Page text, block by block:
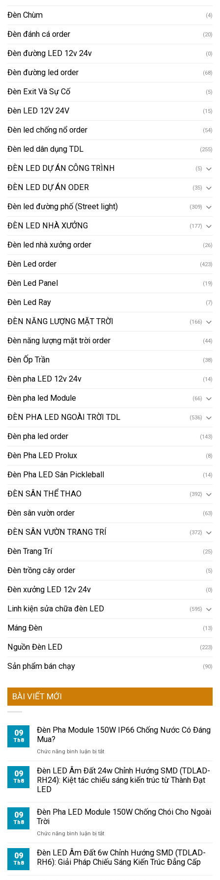
Đèn Chùm (4)
Đèn đánh cá order (20)
Đèn đường LED 12v 24v (0)
Đèn đường led order (68)
Đèn Exit Và Sự Cố (5)
Đèn LED 12V 24V (15)
Đèn led chống nổ order (54)
Đèn led dân dụng TDL (255)
ĐÈN LED DỰ ÁN CÔNG TRÌNH (5)
ĐÈN LED DỰ ÁN ODER (35)
Đèn led đường phố (Street light) (309)
ĐÈN LED NHÀ XƯỞNG (177)
Đèn led nhà xưởng order (26)
Đèn Led order (423)
Đèn Led Panel (19)
Đèn Led Ray (7)
ĐÈN NĂNG LƯỢNG MẶT TRỜI (166)
Đèn năng lượng mặt trời order (44)
Đèn Ốp Trần (38)
Đèn pha LED 12v 24v (14)
Đèn pha led Module (66)
ĐÈN PHA LED NGOÀI TRỜI TDL (536)
Đèn pha led order (143)
Đèn Pha LED Prolux (8)
Đèn Pha LED Sân Pickleball (14)
ĐÈN SÂN THỂ THAO (392)
Đèn sân vườn order (63)
ĐÈN SÂN VƯỜN TRANG TRÍ (372)
Đèn Trang Trí (25)
Đèn trồng cây order (5)
Đèn xưởng LED 12v 24v (0)
Linh kiện sửa chữa đèn LED (595)
Máng Đèn (13)
Nguồn Đèn LED (223)
Sản phẩm bán chạy (90)
BÀI VIẾT MỚI
09
Th8
Đèn Pha Module 150W IP66 Chống Nước Có Đáng
Mua?
Chức năng bình luận bị tắtở
Pha
Module
Nước
09
Th8
Đèn LED Âm Đất 24w Chỉnh Hướng SMD (TDLAD-
RH24): Kiệt tác chiếu sáng kiến trúc từ Thành Đạt
LED
09
Th8
Đèn Pha LED Module 150W Chống Chói Cho Ngoài
Trời
Chức năng bình luận bị tắtở
Pha
LED
09
Th8
Đèn LED Âm Đất 6w Chỉnh Hướng SMD (TDLAD-
RH6): Giải Pháp Chiếu Sáng Kiến Trúc Đẳng Cấp